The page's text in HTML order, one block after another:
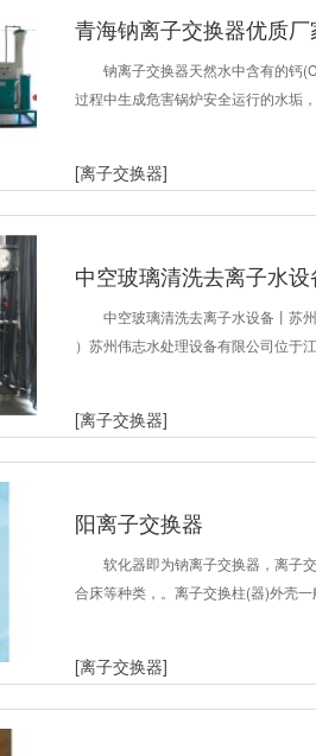
青海钠离子交换器优质厂
钠离子交换器天然水中含有的钙
过程中生成危害锅炉安全运行的水垢
[离子交换器]
中空玻璃清洗去离子水
中空玻璃清洗去离子水设备丨苏
）苏州伟志水处理设备有限公司位于
[离子交换器]
阳离子交换器
软化器即为钠离子交换器，离子
合床等种类，。离子交换柱(器)外壳
[离子交换器]